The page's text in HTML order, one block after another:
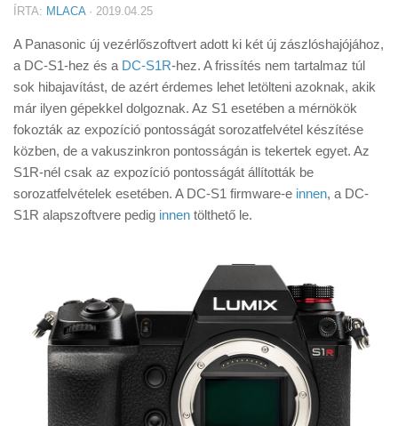
Tudástár
Tanácsok
Érdekességek
Helyszíni Riport
E-BB
ÍRTA: MLACA· 2019.04.25
A Panasonic új vezérlőszoftvert adott ki két új zászlóshajójához,
a DC-S1-hez és a DC-S1R-hez. A frissítés nem tartalmaz túl
sok hibajavítást, de azért érdemes lehet letölteni azoknak, akik
már ilyen gépekkel dolgoznak. Az S1 esetében a mérnökök
fokozták az expozíció pontosságát sorozatfelvétel készítése
közben, de a vakuszinkron pontosságán is tekertek egyet. Az
S1R-nél csak az expozíció pontosságát állították be
sorozatfelvételek esetében. A DC-S1 firmware-e innen, a DC-
S1R alapszoftvere pedig innen tölthető le.